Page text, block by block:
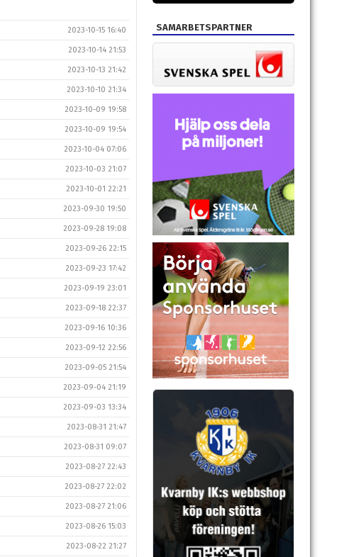
2023-10-15 16:40
2023-10-14 21:53
2023-10-13 21:42
2023-10-10 21:34
2023-10-09 19:58
2023-10-09 19:54
2023-10-04 07:06
2023-10-03 21:07
2023-10-01 22:21
2023-09-30 19:50
2023-09-28 19:08
2023-09-26 22:15
2023-09-23 17:42
2023-09-19 23:01
2023-09-18 22:37
2023-09-16 10:36
2023-09-12 22:56
2023-09-05 21:54
2023-09-04 21:19
2023-09-03 13:34
2023-08-31 21:47
2023-08-31 09:07
2023-08-27 22:43
2023-08-27 22:02
2023-08-27 21:06
2023-08-26 15:03
2023-08-22 21:27
SAMARBETSPARTNER